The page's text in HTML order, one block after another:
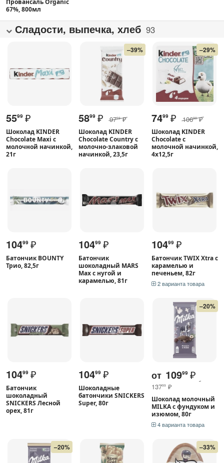
67%, 800мл
Сладости, выпечка, хлеб 93
5599 ₽
Шоколад KINDER
Chocolate Maxi с
молочной начинкой,
21г
–39%
5899 ₽ 9799 ₽
Шоколад KINDER
Chocolate Country с
молочно-злаковой
начинкой, 23,5г
–29%
7499 ₽ 10699 ₽
Шоколад KINDER
Chocolate с
молочной начинкой,
4х12,5г
10499 ₽
Батончик BOUNTY
Трио, 82,5г
10499 ₽
Батончик
шоколадный MARS
Max с нугой и
карамелью, 81г
10499 ₽
Батончик TWIX Xtra с
карамелью и
печеньем, 82г
2 варианта товара
10499 ₽
Батончик
шоколадный
SNICKERS Лесной
орех, 81г
10499 ₽
Шоколадные
батончики SNICKERS
Super, 80г
–20%
от 10999 ₽
13799 ₽
Шоколад молочный
MILKA с фундуком и
изюмом, 80г
4 варианта товара
–20% –33%